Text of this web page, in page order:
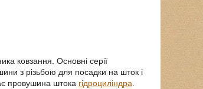
ковзання. Основні серії
з різьбою для посадки на шток і
провушина штока гідроциліндра